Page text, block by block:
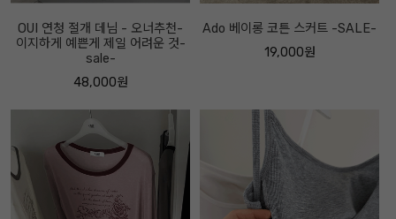
OUI 연청 절개 데님 - 오너추천-
이지하게 예쁜게 제일 어려운 것-
sale-
48,000원
Ado 베이롱 코튼 스커트 -SALE-
19,000원